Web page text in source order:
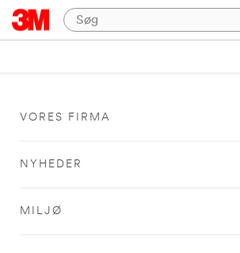
VORES FIRMA
NYHEDER
MILJØ